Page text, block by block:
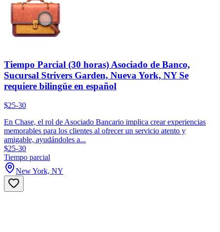
Tiempo Parcial (30 horas) Asociado de Banco,
Sucursal Strivers Garden, Nueva York, NY Se
requiere bilingüe en español
$25-30
En Chase, el rol de Asociado Bancario implica crear experiencias
memorables para los clientes al ofrecer un servicio atento y
amigable, ayudándoles a...
$25-30
Tiempo parcial
New York, NY